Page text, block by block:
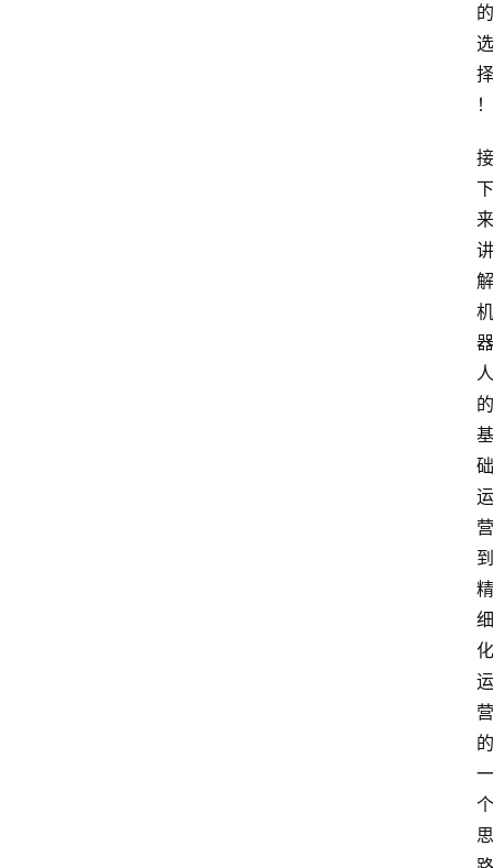
的
选
择
！
接
下
来
讲
解
机
器
人
的
基
础
运
营
到
精
细
化
运
营
的
一
个
思